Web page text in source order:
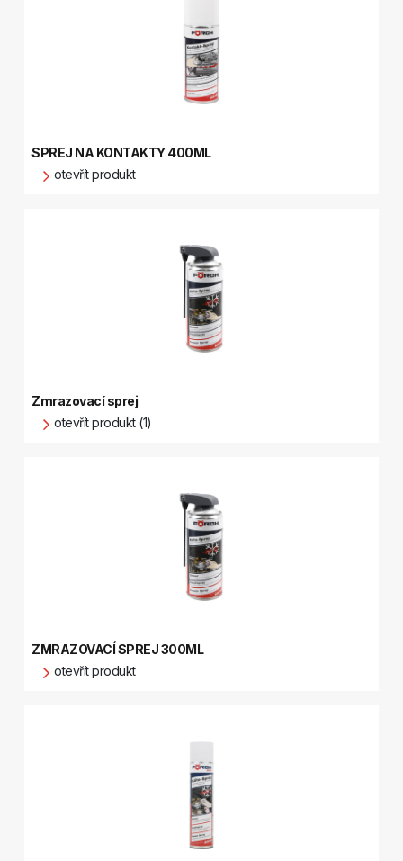
SPREJ NA KONTAKTY 400ML
otevřít produkt
Zmrazovací sprej
otevřít produkt (1)
ZMRAZOVACÍ SPREJ 300ML
otevřít produkt